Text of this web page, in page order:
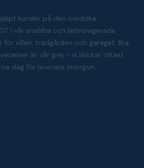
kunder på den nordiska
I vår snabba och lättnavigerade
villan, trädgården och garaget. Bra
är vår grej - vi skickar oftast
dag för leverans imorgon.